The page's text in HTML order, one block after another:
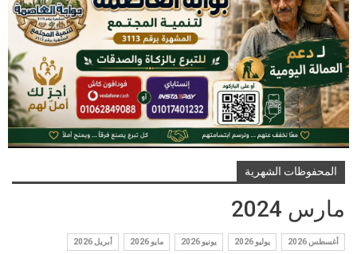
المحفوظات الشهرية
مارس 2024
أغسطس 2026 يوليو 2026 يونيو 2026 مايو 2026 أبريل 2026